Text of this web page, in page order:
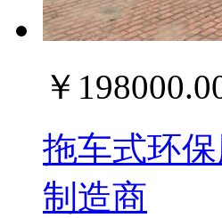
￥
拖车式环
制造商